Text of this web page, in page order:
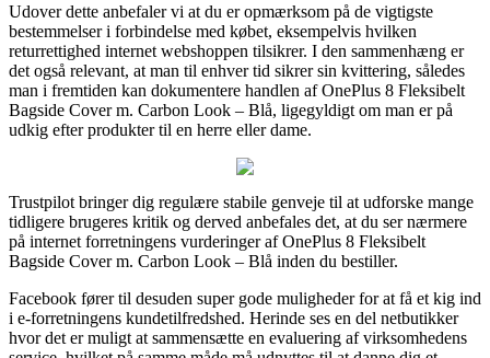
Udover dette anbefaler vi at du er opmærksom på de vigtigste
bestemmelser i forbindelse med købet, eksempelvis hvilken
returrettighed internet webshoppen tilsikrer. I den sammenhæng er
det også relevant, at man til enhver tid sikrer sin kvittering, således
man i fremtiden kan dokumentere handlen af OnePlus 8 Fleksibelt
Bagside Cover m. Carbon Look – Blå, ligegyldigt om man er på
udkig efter produkter til en herre eller dame.
Trustpilot bringer dig regulære stabile genveje til at udforske mange
tidligere brugeres kritik og derved anbefales det, at du ser nærmere
på internet forretningens vurderinger af OnePlus 8 Fleksibelt
Bagside Cover m. Carbon Look – Blå inden du bestiller.
Facebook fører til desuden super gode muligheder for at få et kig ind
i e-forretningens kundetilfredshed. Herinde ses en del netbutikker
hvor det er muligt at sammensætte en evaluering af virksomhedens